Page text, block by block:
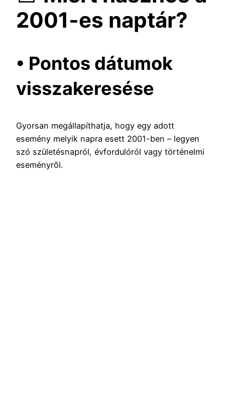
2001-es naptár?
• Pontos dátumok
visszakeresése
Gyorsan megállapíthatja, hogy egy adott
esemény melyik napra esett 2001-ben – legyen
szó születésnapról, évfordulóról vagy történelmi
eseményről.